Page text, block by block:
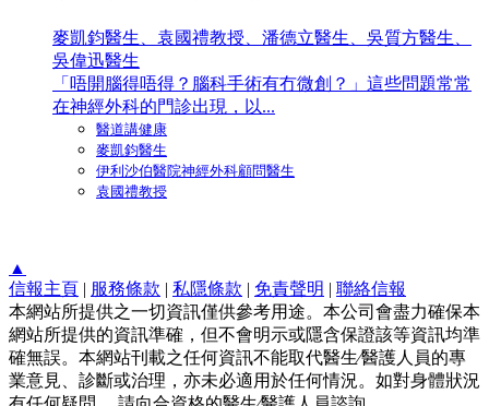
麥凱鈞醫生、袁國禮教授、潘德立醫生、吳質方醫生、
吳偉迅醫生
「唔開腦得唔得？腦科手術有冇微創？」這些問題常常
在神經外科的門診出現，以...
醫道講健康
麥凱鈞醫生
伊利沙伯醫院神經外科顧問醫生
袁國禮教授
▲
信報主頁 | 服務條款 | 私隱條款 | 免責聲明 | 聯絡信報
本網站所提供之一切資訊僅供參考用途。本公司會盡力確保本
網站所提供的資訊準確，但不會明示或隱含保證該等資訊均準
確無誤。本網站刊載之任何資訊不能取代醫生∕醫護人員的專
業意見、診斷或治理，亦未必適用於任何情況。如對身體狀況